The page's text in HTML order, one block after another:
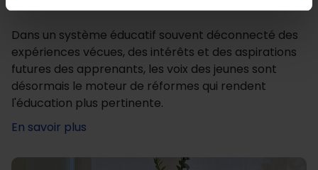
Dans un système éducatif souvent déconnecté des
expériences vécues, des intérêts et des aspirations
futures des apprenants, les voix des jeunes sont
désormais le moteur de réformes qui rendent
l'éducation plus pertinente.
En savoir plus